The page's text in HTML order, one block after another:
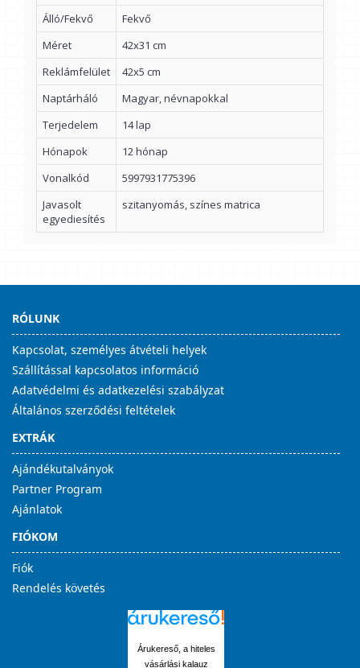
Álló/Fekvő
Fekvő
Méret
42x31 cm
Reklámfelület
42x5 cm
Naptárháló
Magyar, névnapokkal
Terjedelem
14 lap
Hónapok
12 hónap
Vonalkód
5997931775396
Javasolt
egyediesítés
szitanyomás, színes matrica
RÓLUNK
Kapcsolat, személyes átvételi helyek
Szállítással kapcsolatos információ
Adatvédelmi és adatkezelési szabályzat
Általános szerződési feltételek
EXTRÁK
Ajándékutalványok
Partner Program
Ajánlatok
FIÓKOM
Fiók
Rendelés követés
Árukereső, a hiteles
vásárlási kalauz